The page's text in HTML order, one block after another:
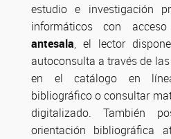
estudio e investigación
informáticos con
antesala, el lector
autoconsulta a través de
en el catálogo en
bibliográfico o consultar
digitalizado. También
orientación bibliográfica